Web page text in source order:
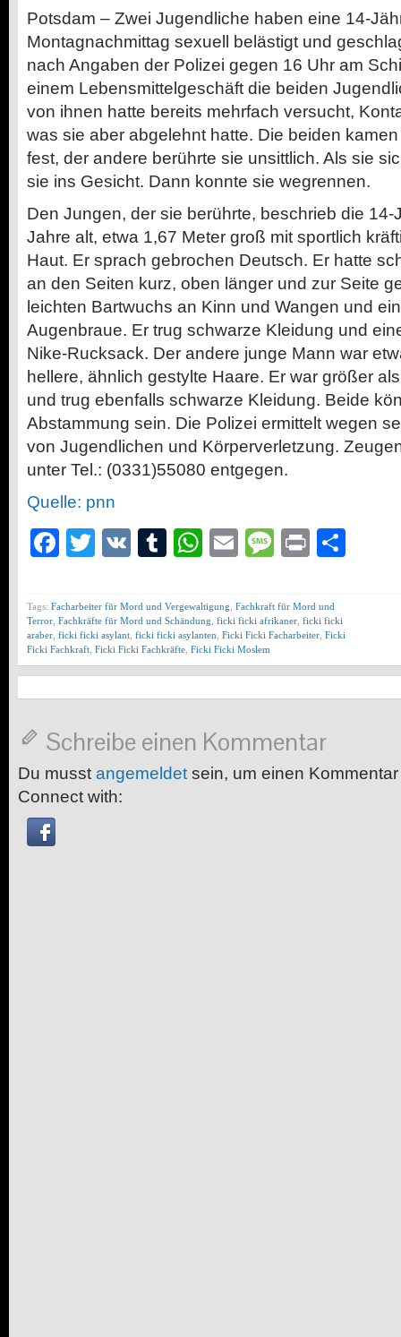
Potsdam – Zwei Jugendliche haben eine 14-
Montagnachmittag sexuell belästigt und
nach Angaben der Polizei gegen 16 Uhr am
einem Lebensmittelgeschäft die beiden
von ihnen hatte bereits mehrfach versucht,
was sie aber abgelehnt hatte. Die beiden
fest, der andere berührte sie unsittlich. Als sie
sie ins Gesicht. Dann konnte sie wegrennen.
Den Jungen, der sie berührte, beschrieb die
Jahre alt, etwa 1,67 Meter groß mit sportlich
Haut. Er sprach gebrochen Deutsch. Er hatte
an den Seiten kurz, oben länger und zur Seite
leichten Bartwuchs an Kinn und Wangen und
Augenbraue. Er trug schwarze Kleidung und
Nike-Rucksack. Der andere junge Mann war
hellere, ähnlich gestylte Haare. Er war größer
und trug ebenfalls schwarze Kleidung. Beide
Abstammung sein. Die Polizei ermittelt wegen
von Jugendlichen und Körperverletzung.
unter Tel.: (0331)55080 entgegen.
Quelle: pnn
Facebook
Twitter
VK Tumblr
WhatsApp
EmailMessage
Print
Tags: Facharbeiter für Mord und Vergewaltigung Fachkraft für Mord und
Terror Fachkräfte für Mord und Schändung ficki ficki afrikaner ficki ficki
araber ficki ficki asylant ficki ficki asylanten Ficki Ficki Facharbeiter Ficki
Ficki Fachkraft Ficki Ficki Fachkräfte Ficki Ficki Moslem
Schreibe einen Kommentar
Du musst angemeldet sein, um einen
Connect with: